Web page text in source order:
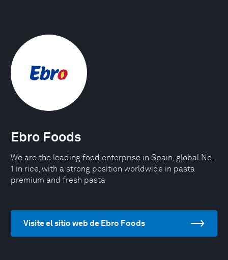
Ebro Foods
We are the leading food enterprise in Spain, global No.
1 in rice, with a strong position worldwide in pasta
premium and fresh pasta
Visite el sitio web de Ebro Foods